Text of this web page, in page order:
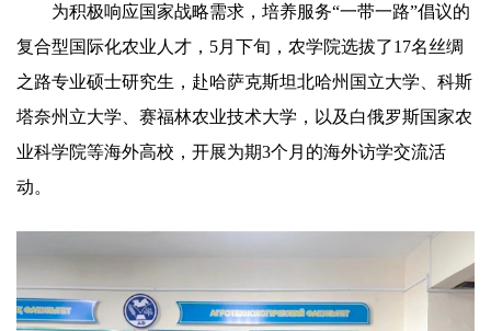
为积极响应国家战略需求，培养服务“一带一路”倡议的
复合型国际化农业人才，5月下旬，农学院选拔了17名丝绸
之路专业硕士研究生，赴哈萨克斯坦北哈州国立大学、科斯
塔奈州立大学、赛福林农业技术大学，以及白俄罗斯国家农
业科学院等海外高校，开展为期3个月的海外访学交流活
动。